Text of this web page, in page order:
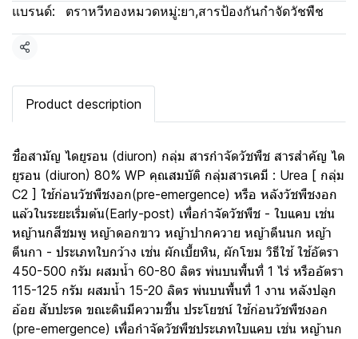
แบรนด์: ตราหวีทองหมวดหมู่:ยา,สารป้องกันกำจัดวัชพืช
แชร์
Product description
ชื่อสามัญ ไดยูรอน (diuron) กลุ่ม สารกำจัดวัชพืช สารสำคัญ ได
ยูรอน (diuron) 80% WP คุณสมบัติ กลุ่มสารเคมี : Urea [ กลุ่ม
C2 ] ใช้ก่อนวัชพืชงอก(pre-emergence) หรือ หลังวัชพืชงอก
แล้วในระยะเริ่มต้น(Early-post) เพื่อกำจัดวัชพืช - ใบแคบ เช่น
หญ้านกสีชมพู หญ้าดอกขาว หญ้าปากควาย หญ้าตีนนก หญ้า
ตีนกา - ประเภทใบกว้าง เช่น ผักเบี้ยหิน, ผักโขม วิธีใช้ ใช้อัตรา
450-500 กรัม ผสมน้ำ 60-80 ลิตร พ่นบนพื้นที่ 1 ไร่ หรืออัตรา
115-125 กรัม ผสมน้ำ 15-20 ลิตร พ่นบนพื้นที่ 1 งาน หลังปลูก
อ้อย สับปะรด ขณะดินมีความชื้น ประโยชน์ ใช้ก่อนวัชพืชงอก
(pre-emergence) เพื่อกำจัดวัชพืชประเภทใบแคบ เช่น หญ้านก